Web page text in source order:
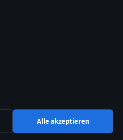
Alle akzeptieren